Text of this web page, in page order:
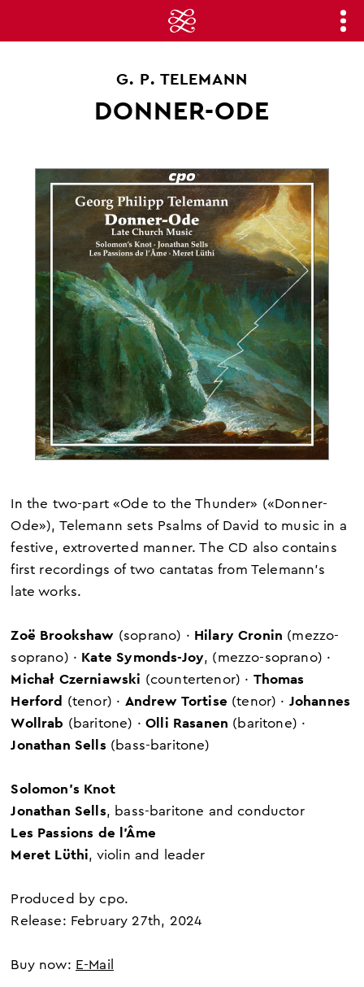
G. P. TELEMANN
DONNER-ODE
In the two-part «Ode to the Thunder» («Donner-
Ode»), Telemann sets Psalms of David to music in a
festive, extroverted manner. The CD also contains
first recordings of two cantatas from Telemann's
late works.
Zoë Brookshaw (soprano) · Hilary Cronin (mezzo-
soprano) · Kate Symonds-Joy, (mezzo-soprano) ·
Michał Czerniawski (countertenor) · Thomas
Herford (tenor) · Andrew Tortise (tenor) · Johannes
Wollrab (baritone) ·Olli Rasanen (baritone) ·
Jonathan Sells(bass-baritone)
Solomon's Knot
Jonathan Sells, bass-baritone and conductor
Les Passions de l'Âme
Meret Lüthi, violin and leader
Produced by cpo.
Release: February 27th, 2024
Buy now: E-Mail